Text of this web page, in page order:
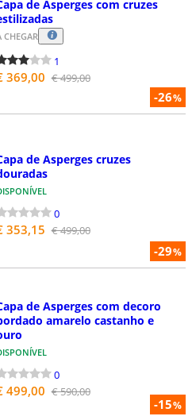
-26%
de Asperges com cruzes
CHEGAR
1
369,00 € 499,00
-29%
de Asperges cruzes
0
353,15 € 499,00
-15%
de Asperges com decoro
amarelo castanho e
0
499,00 € 590,00